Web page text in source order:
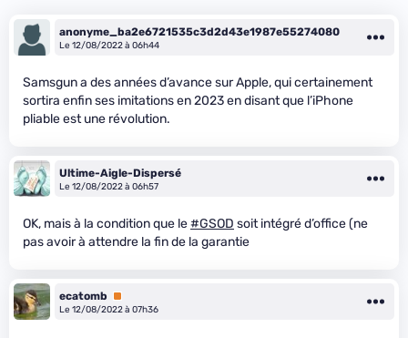
anonyme_ba2e6721535c3d2d43e1987e55274080
Le 12/08/2022 à 06h44
Samsgun a des années d’avance sur Apple, qui certainement
sortira enfin ses imitations en 2023 en disant que l’iPhone
pliable est une révolution.
Ultime-Aigle-Dispersé
Le 12/08/2022 à 06h57
OK, mais à la condition que le#GSOD soit intégré d’office (ne
pas avoir à attendre la fin de la garantie
ecatomb
Premium
Le 12/08/2022 à 07h36